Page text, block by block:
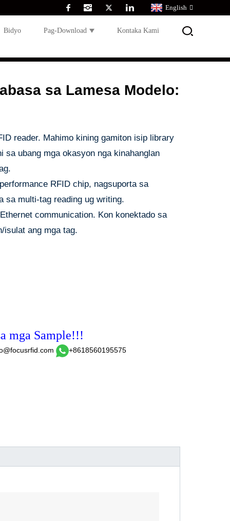
English
Bidyo Pag-Download Kontaka Kami
sa Lamesa Modelo:
reader. Mahimo kining gamiton isip library
sa ubang mga okasyon nga kinahanglan
RFID chip, nagsuporta sa
sa multi-tag reading ug writing.
communication. Kon konektado sa
isulat ang mga tag.
mga Sample!!!
+8618560195575